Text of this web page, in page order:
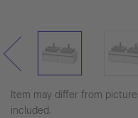
Item may differ from
included.